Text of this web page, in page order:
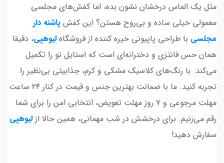
مثل یک الماس درخشان نشون بده، اما کفش‌های مجلسی
معمولی خیلی ساده و بی‌روح هستن؟ این کفش پاشنه دار
مجلسی با طراحی پاپیونی خیره کننده از فروشگاه لیوهپی، دقیقا
همان حس فانتزی و دخترانه‌ای است که استایل تو را تکمیل
می‌کند. با رنگ‌های کلاسیک مشکی و کرم، جذابیتی بی‌نظیر را
تجربه کنید. ما با ضمانت بهترین جنس و قیمت در کنار ۲۴ ساعت
مهلت مرجوعی و ۷ روز مهلت تعویض، انتخابی امن را برای شما
رقم می‌زنیم. برای درخشش در شب مهمانی، همین حالا از لیوهپی
سفارش دهید!